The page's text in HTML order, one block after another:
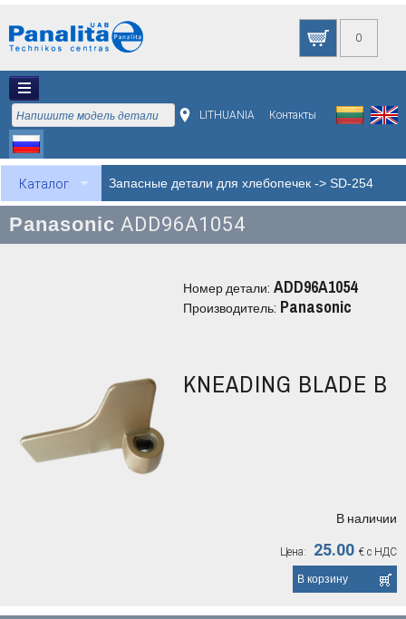
0
LITHUANIA Контакты
Каталог Запасные детали для хлебопечек -> SD-254
Panasonic ADD96A1054
Номер детали: ADD96A1054
Производитель: Panasonic
KNEADING BLADE B
В наличии
Цена: 25.00 € с НДС